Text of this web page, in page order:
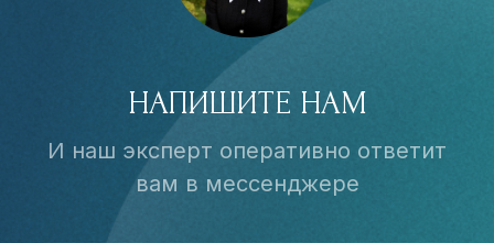
НАПИШИТЕ НАМ
И наш эксперт оперативно ответит
вам в мессенджере